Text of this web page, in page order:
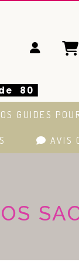
80
GUIDES
AVIS